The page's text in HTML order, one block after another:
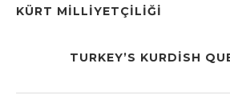
KÜRT MILLIYETÇILIĞI
TURKEY’S KURDISH